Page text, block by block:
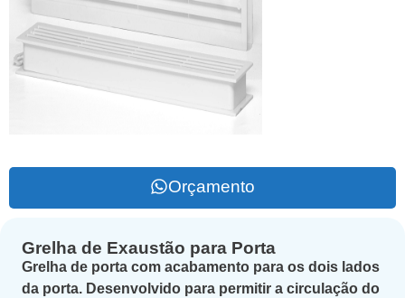
Orçamento
Grelha de Exaustão para Porta
Grelha de porta com acabamento para os dois lados
da porta. Desenvolvido para permitir a circulação do